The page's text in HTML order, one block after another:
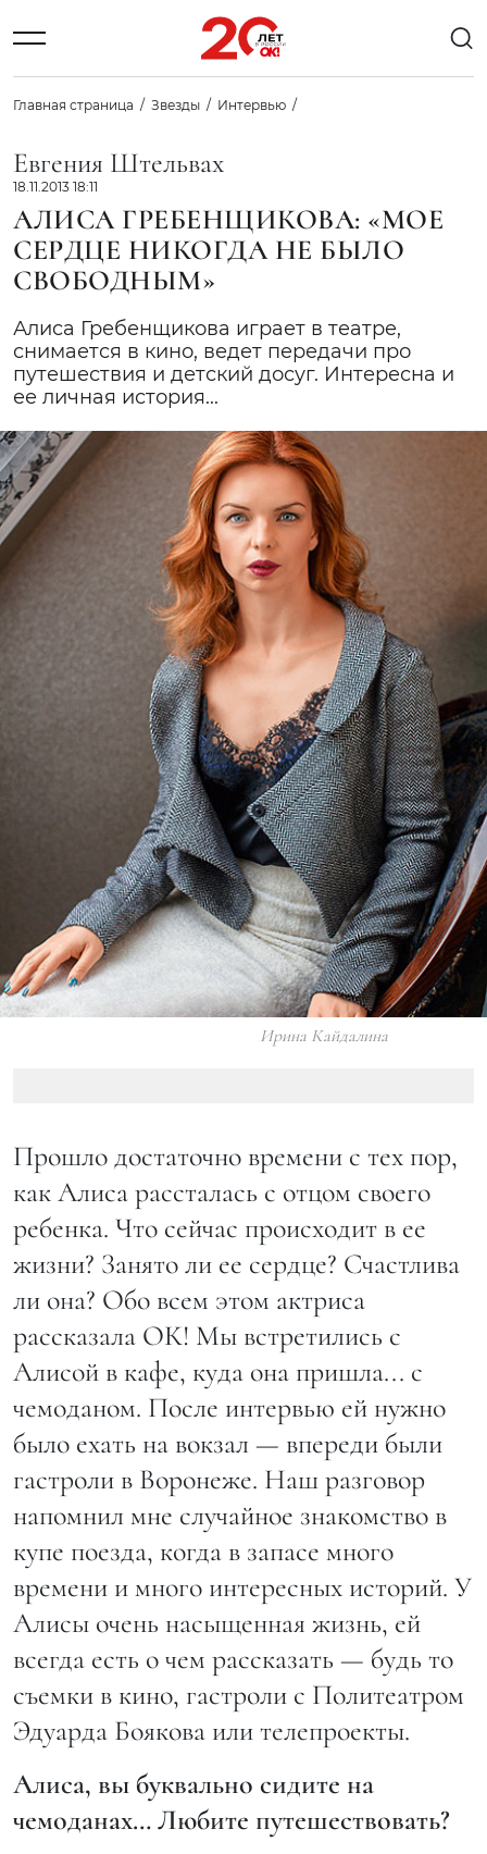
Главная страница Звезды Интервью
Евгения Штельвах
18.11.2013 18:11
АЛИСА ГРЕБЕНЩИКОВА: «МОЕ
СЕРДЦЕ НИКОГДА НЕ БЫЛО
СВОБОДНЫМ»
Алиса Гребенщикова играет в театре,
снимается в кино, ведет передачи про
путешествия и детский досуг. Интересна и
ее личная история...
Ирина Кайдалина
Прошло достаточно времени с тех пор,
как Алиса рассталась с отцом своего
ребенка. Что сейчас происходит в ее
жизни? Занято ли ее сердце? Счастлива
ли она? Обо всем этом актриса
рассказала OК! Мы встретились с
Алисой в кафе, куда она пришла... с
чемоданом. После интервью ей нужно
было ехать на вокзал — впереди были
гастроли в Воронеже. Наш разговор
напомнил мне случайное знакомство в
купе поезда, когда в запасе много
времени и много интересных историй. У
Алисы очень насыщенная жизнь, ей
всегда есть о чем рассказать — будь то
съемки в кино, гастроли с Политеатром
Эдуарда Боякова или телепроекты.
Алиса, вы буквально сидите на
чемоданах… Любите путешествовать?